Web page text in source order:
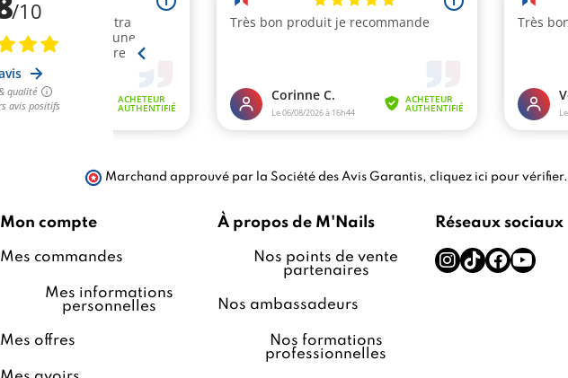
Marchand approuvé par la Société des Avis Garantis, cliquez ici pour vérifier.
Mon compte
Mes commandes
Mes informations
personnelles
Mes offres
À propos de M'Nails
Nos points de vente
partenaires
Nos ambassadeurs
Nos formations
professionnelles
Réseaux sociaux